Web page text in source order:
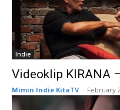
Indie
Videoklip KIRANA
Mimin Indie KitaTV - February